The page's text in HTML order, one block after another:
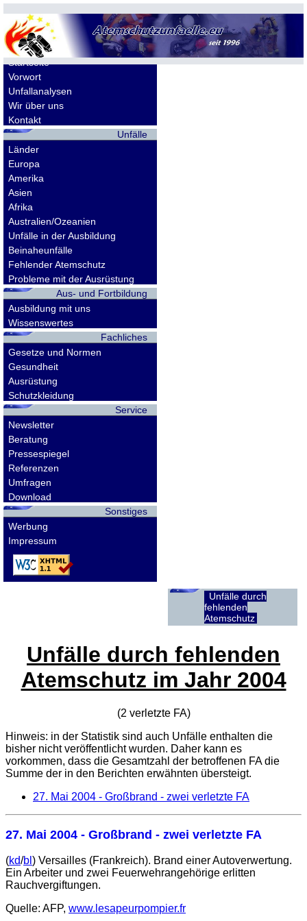
Allgemeines
Startseite
Vorwort
Unfallanalysen
Wir über uns
Kontakt
Unfälle
Länder
Europa
Amerika
Asien
Afrika
Australien/Ozeanien
Unfälle in der Ausbildung
Beinaheunfälle
Fehlender Atemschutz
Probleme mit der Ausrüstung
Aus- und Fortbildung
Ausbildung mit uns
Wissenswertes
Fachliches
Gesetze und Normen
Gesundheit
Ausrüstung
Schutzkleidung
Service
Newsletter
Beratung
Pressespiegel
Referenzen
Umfragen
Download
Sonstiges
Werbung
Impressum
Unfälle durch
fehlenden
Atemschutz
Unfälle durch fehlenden
Atemschutz im Jahr 2004
(2 verletzte FA)
Hinweis: in der Statistik sind auch Unfälle enthalten die
bisher nicht veröffentlicht wurden. Daher kann es
vorkommen, dass die Gesamtzahl der betroffenen FAdie
Summe der in den Berichten erwähnten übersteigt.
27. Mai 2004 - Großbrand - zwei verletzte FA
27. Mai 2004 - Großbrand - zwei verletzte FA
(kd/bl ) Versailles (Frankreich). Brand einer Autoverwertung.
Ein Arbeiter und zwei Feuerwehrangehörige erlitten
Rauchvergiftungen.
Quelle: AFP, www.lesapeurpompier.fr